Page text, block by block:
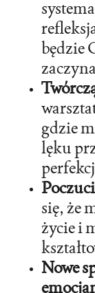
będzie
gdzie
lęku
się, że
życie i
Nowe